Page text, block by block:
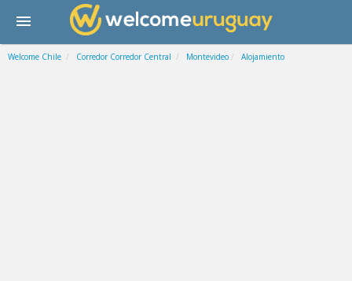
Welcome Chile Corredor Corredor Central Montevideo Alojamiento